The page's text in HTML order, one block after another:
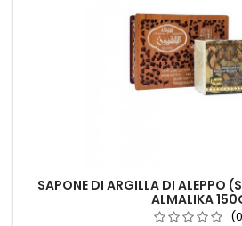
SAPONE DI ARGILLA DI ALEPPO
ALMALIKA